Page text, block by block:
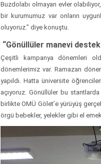
Buzdolabı olmayan evler
bir kurumumuz var onların
oluyoruz.” diye konuştu.
“Gönüllüler manevi
Çeşitli kampanya dönemleri
dönemlerimiz var. Ramazan
yapıldı. Hatta üniversite
açıyoruz. Gönüllüler bu stantlarda
birlikte OMÜ Gölet’e yürüyüş
örgü bebekler, yelekler gibi el